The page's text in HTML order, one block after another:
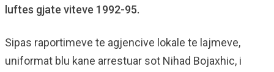
luftes gjate viteve 1992-95.
Sipas raportimeve te agjencive lokale te lajmeve,
uniformat blu kane arrestuar sot Nihad Bojaxhic, i